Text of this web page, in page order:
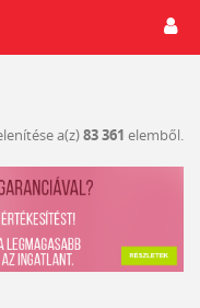
a(z)83 361 elemből.